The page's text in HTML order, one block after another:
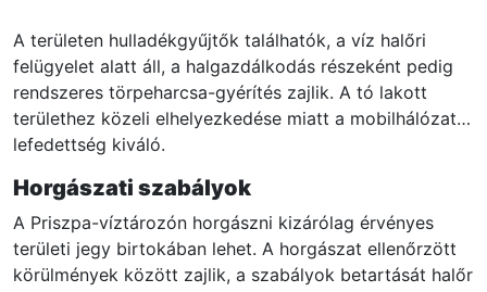
A területen hulladékgyűjtők találhatók, a víz halőri
felügyelet alatt áll, a halgazdálkodás részeként pedig
rendszeres törpeharcsa-gyérítés zajlik. A tó lakott
területhez közeli elhelyezkedése miatt a mobilhálózati
lefedettség kiváló.
Horgászati szabályok
A Priszpa-víztározón horgászni kizárólag érvényes
területi jegy birtokában lehet. A horgászat ellenőrzött
körülmények között zajlik, a szabályok betartását halőr